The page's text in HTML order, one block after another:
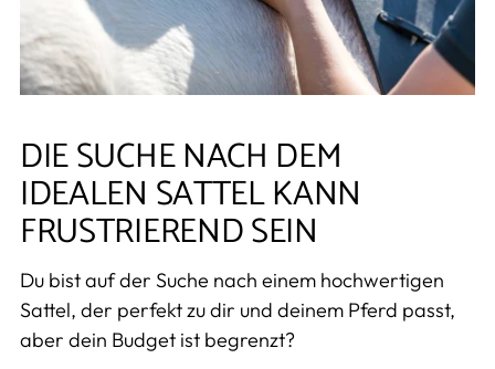
DIE SUCHE NACH DEM
IDEALEN SATTEL KANN
FRUSTRIEREND SEIN
Du bist auf der Suche nach einem hochwertigen
Sattel, der perfekt zu dir und deinem Pferd passt,
aber dein Budget ist begrenzt?